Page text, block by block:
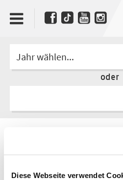
Diese Webseite verwendet
Jahr wählen...
oder